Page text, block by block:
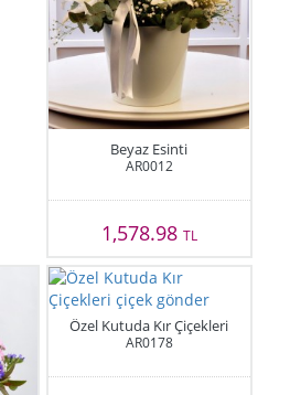
Beyaz Esinti
AR0012
1,578.98 TL
Özel Kutuda Kır Çiçekleri
AR0178